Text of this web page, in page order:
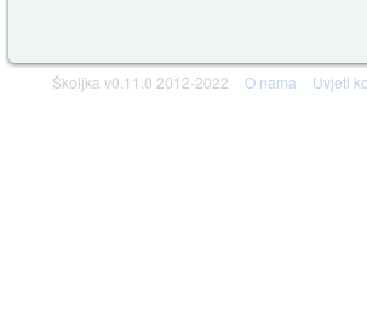
Školjka v0.11.0 2012-2022 O nama Uvjeti